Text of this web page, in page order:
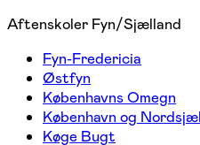
Aftenskoler Fyn/Sjælland
Fyn-Fredericia
Østfyn
Københavns Omegn
København og
Køge Bugt